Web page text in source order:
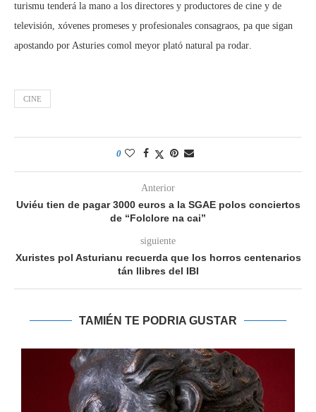
turismu tenderá la mano a los directores y productores de cine y de
televisión, xóvenes promeses y profesionales consagraos, pa que sigan
apostando por Asturies comol meyor plató natural pa rodar.
CINE
0
Anterior
Uviéu tien de pagar 3000 euros a la SGAE polos conciertos
de “Folclore na cai”
siguiente
Xuristes pol Asturianu recuerda que los horros centenarios
tán llibres del IBI
TAMIÉN TE PODRIA GUSTAR